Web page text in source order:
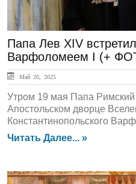
Папа Лев XIV
Варфоломеем I (+
Май 20, 2025
Утром 19 мая Папа
Апостольском дворце
Константинопольского
Читать Далее... »